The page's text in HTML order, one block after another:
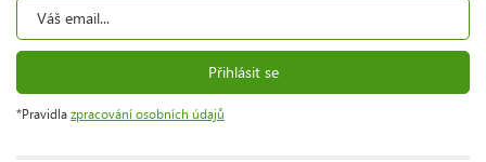
Přihlásit se
*Pravidla zpracování osobních údajů